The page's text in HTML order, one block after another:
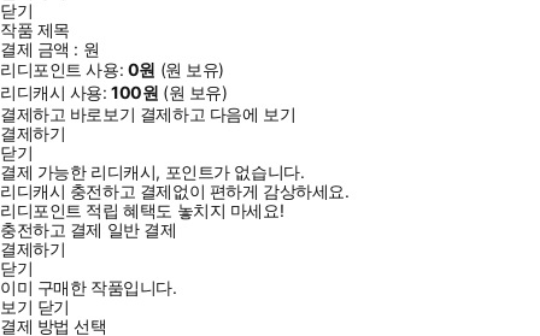
닫기
작품 제목
결제 금액 : 원
리디포인트 사용: 0원 (원 보유)
리디캐시 사용:100원 (원 보유)
결제하고 바로보기 결제하고 다음에 보기
결제하기
닫기
결제 가능한 리디캐시, 포인트가 없습니다.
리디캐시 충전하고 결제없이 편하게 감상하세요.
리디포인트 적립 혜택도 놓치지 마세요!
충전하고 결제 일반 결제
결제하기
닫기
이미 구매한 작품입니다.
보기 닫기
결제 방법 선택